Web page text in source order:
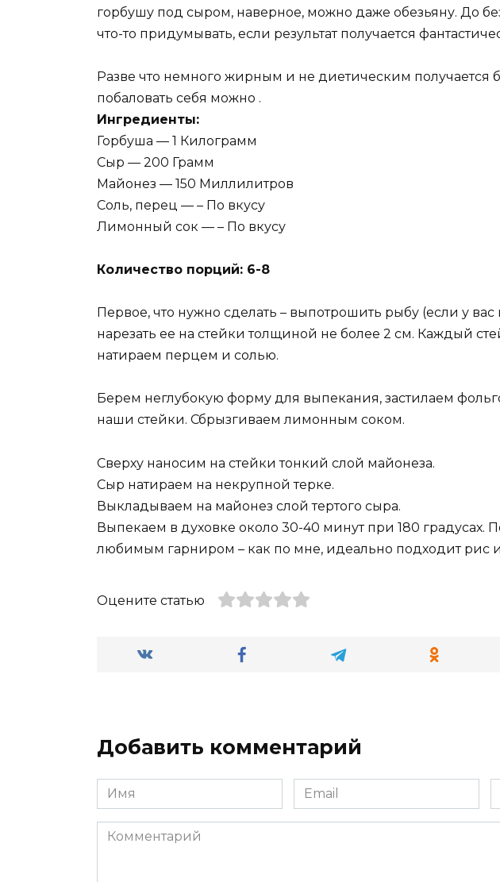
горбушу под сыром, наверное, можно даже обезьяну. До
что-то придумывать, если результат получается
Разве что немного жирным и не диетическим получается
побаловать себя можно .
Ингредиенты:
Горбуша — 1 Килограмм
Сыр — 200 Грамм
Майонез — 150 Миллилитров
Соль, перец — – По вкусу
Лимонный сок — – По вкусу
Количество порций: 6-8
Первое, что нужно сделать – выпотрошить рыбу (если у
нарезать ее на стейки толщиной не более 2 см. Каждый
натираем перцем и солью.
Берем неглубокую форму для выпекания, застилаем
наши стейки. Сбрызгиваем лимонным соком.
Сверху наносим на стейки тонкий слой майонеза.
Сыр натираем на некрупной терке.
Выкладываем на майонез слой тертого сыра.
Выпекаем в духовке около 30-40 минут при 180 градусах.
любимым гарниром – как по мне, идеально подходит рис
Оцените статью
Добавить комментарий
Имя
*
Email
*
Комментарий